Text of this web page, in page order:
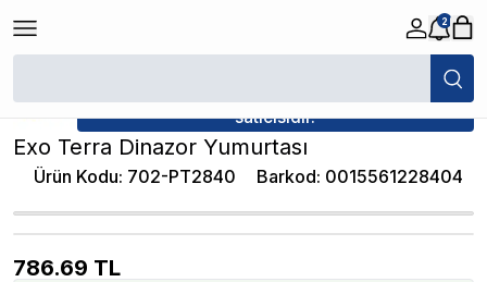
2
/
satıcısıdır.
Exo Terra Dinazor Yumurtası
Ürün Kodu: 702-PT2840 Barkod: 0015561228404
786.69 TL